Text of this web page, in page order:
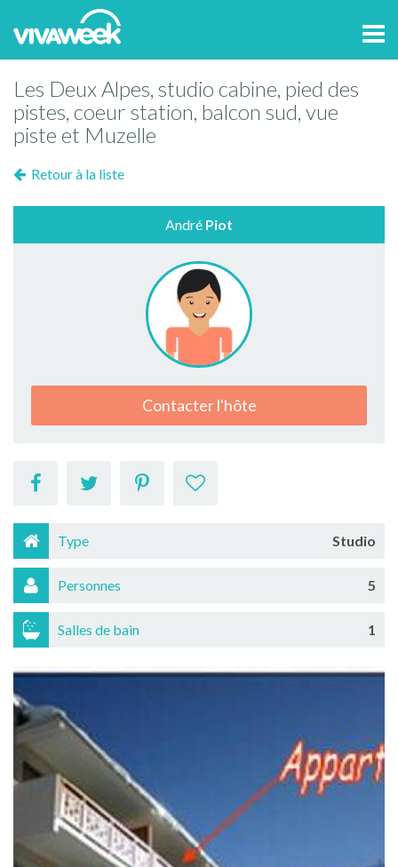
Les Deux Alpes, studio cabine, pied des
pistes, coeur station, balcon sud, vue
piste et Muzelle
Retour à la liste
André Piot
Contacter l'hôte
Type Studio
Personnes 5
Salles de bain 1